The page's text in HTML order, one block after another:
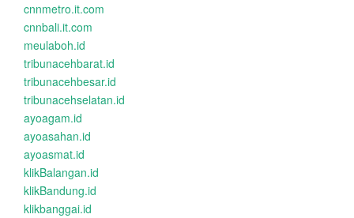
cnnmetro.it.com
cnnbali.it.com
meulaboh.id
tribunacehbarat.id
tribunacehbesar.id
tribunacehselatan.id
ayoagam.id
ayoasahan.id
ayoasmat.id
klikBalangan.id
klikBandung.id
klikbanggai.id